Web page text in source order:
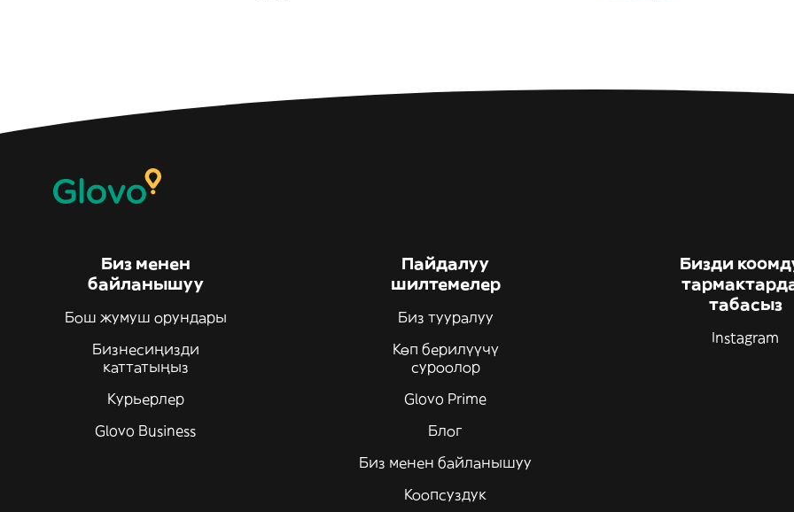
Биз менен
байланышуу
Бош жумуш орундары
Бизнесиңизди
каттатыңыз
Курьерлер
Glovo Business
Пайдалуу
шилтемелер
Биз тууралуу
Көп берилүүчү
суроолор
Glovo Prime
Блог
Биз менен байланышуу
Коопсуздук
Бизди
табасыз
Instagram